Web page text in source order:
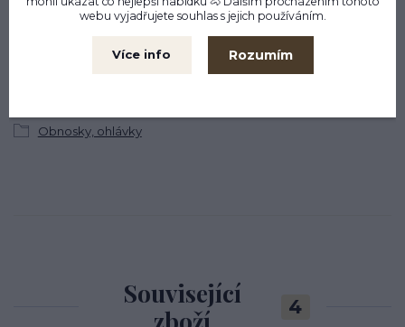
Zboží zařazeno v kategoriích
Obnosky, ohlávky
Související
4
webu vyjadřujete souhlas s jejich používáním.
Více info Rozumím